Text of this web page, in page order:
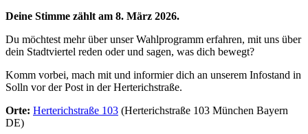
Deine Stimme zählt am 8. März 2026.
Du möchtest mehr über unser Wahlprogramm erfahren, mit uns über
dein Stadtviertel reden oder und sagen, was dich bewegt?
Komm vorbei, mach mit und informier dich an unserem Infostand in
Solln vor der Post in der Herterichstraße.
Orte: Herterichstraße 103 (Herterichstraße 103 München Bayern
DE)